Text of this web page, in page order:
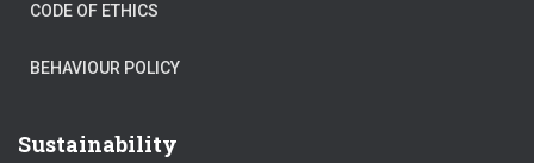
CODE OF ETHICS
BEHAVIOUR POLICY
Sustainability